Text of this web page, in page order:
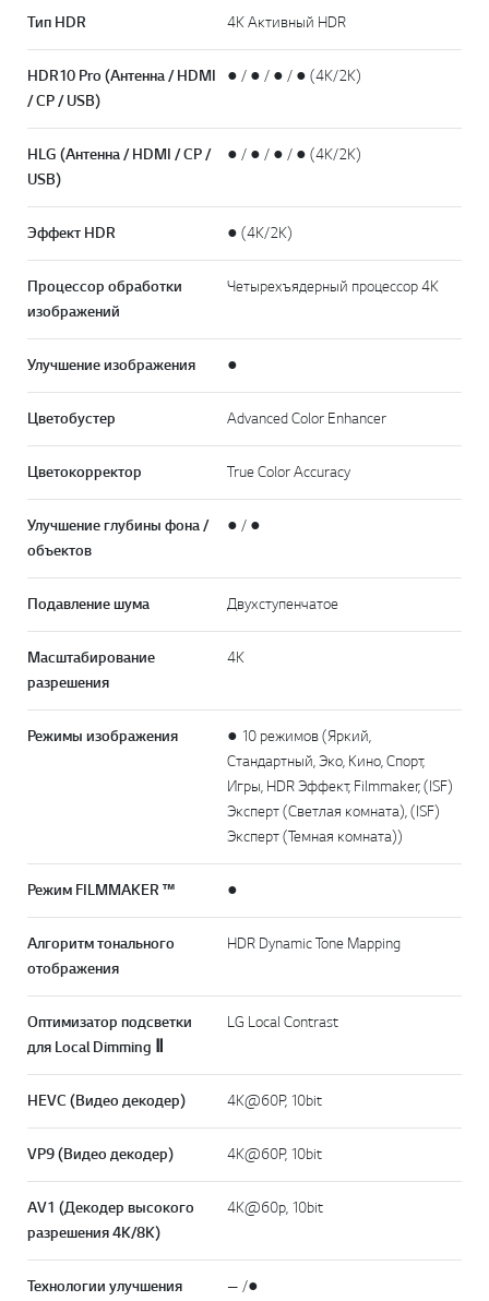
Тип HDR 4K Активный HDR
HDR10 Pro (Антенна / HDMI
/ CP / USB)
● / ● / ● / ● (4K/2K)
HLG (Антенна / HDMI / CP /
USB)
● / ● / ● / ● (4K/2K)
Эффект HDR ● (4K/2K)
Процессор обработки
изображений
Четырехъядерный процессор 4K
Улучшение изображения ●
Цветобустер Advanced Color Enhancer
Цветокорректор True Color Accuracy
Улучшение глубины фона /
объектов
● / ●
Подавление шума Двухступенчатое
Масштабирование
разрешения
4K
Режимы изображения
● 10 режимов (Яркий,
Стандартный, Эко, Кино, Спорт,
Игры, HDR Эффект, Filmmaker, (ISF)
Эксперт (Светлая комната), (ISF)
Эксперт (Темная комната))
Режим FILMMAKER ™ ●
Алгоритм тонального
отображения
HDR Dynamic Tone Mapping
Оптимизатор подсветки
для Local Dimming Ⅱ
LG Local Contrast
HEVC (Видео декодер) 4K@60P, 10bit
VP9 (Видео декодер) 4K@60P, 10bit
AV1 (Декодер высокого
разрешения 4K/8K)
4K@60p, 10bit
Технологии улучшения — /●